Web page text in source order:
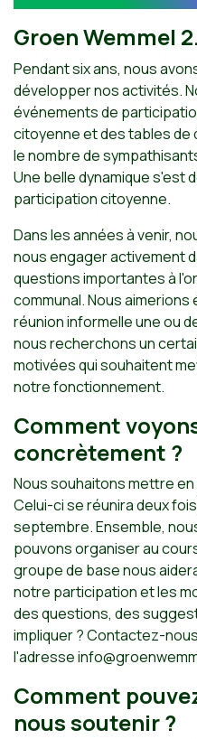
Groen Wemmel
Pendant six ans, nous
développer nos activités.
événements de
citoyenne et des tables de
le nombre de
Une belle dynamique s'est
participation citoyenne.
Dans les années à venir,
nous engager activement
questions importantes à
communal. Nous
réunion informelle une ou
nous recherchons un
motivées qui souhaitent
notre fonctionnement.
Comment
concrètement ?
Nous souhaitons mettre
Celui-ci se réunira deux
septembre. Ensemble,
pouvons organiser au
groupe de base nous
notre participation et les
des questions, des
impliquer ? Contactez-
l'adresse
Comment
nous soutenir ?